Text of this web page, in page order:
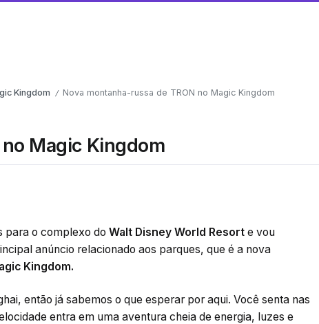
Kingdom / Nova montanha-russa de TRON no Magic Kingdom
Magic Kingdom
para o complexo do Walt Disney World Resort e vou
anúncio relacionado aos parques, que é a nova
Kingdom.
então já sabemos o que esperar por aqui. Você senta nas
entra em uma aventura cheia de energia, luzes e